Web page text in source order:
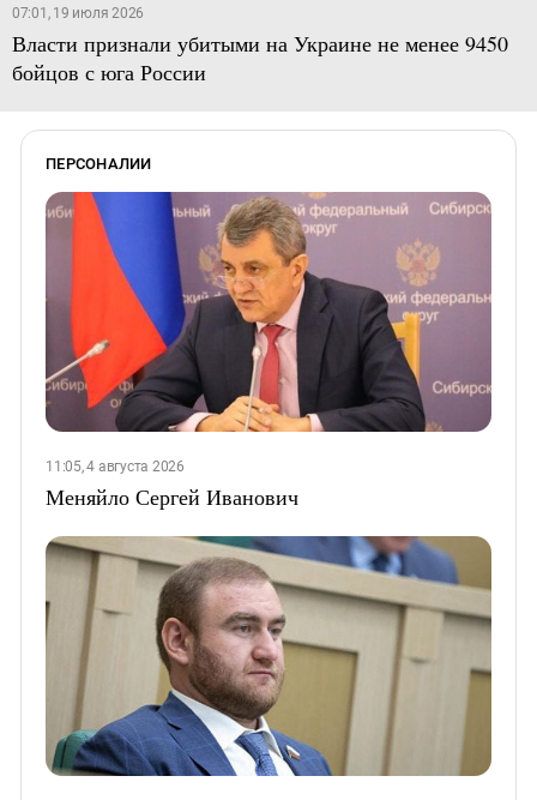
07:01, 19 июля 2026
Власти признали убитыми на Украине не менее 9450
бойцов с юга России
ПЕРСОНАЛИИ
11:05, 4 августа 2026
Меняйло Сергей Иванович